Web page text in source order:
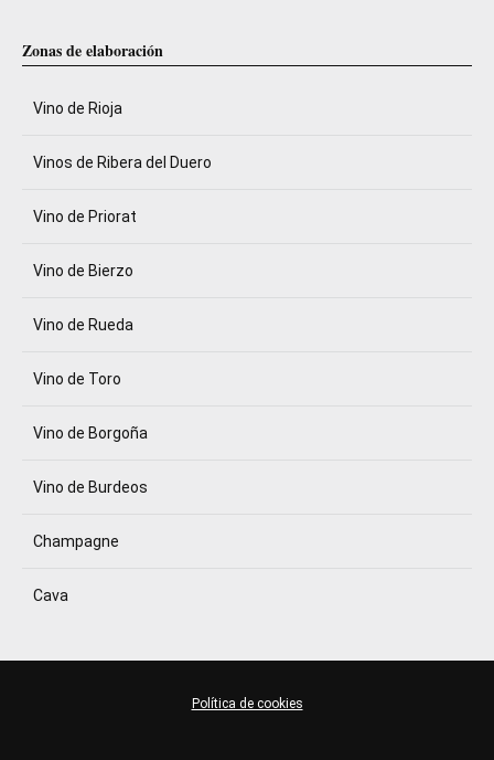
Zonas de elaboración
Vino de Rioja
Vinos de Ribera del Duero
Vino de Priorat
Vino de Bierzo
Vino de Rueda
Vino de Toro
Vino de Borgoña
Vino de Burdeos
Champagne
Cava
Política de cookies